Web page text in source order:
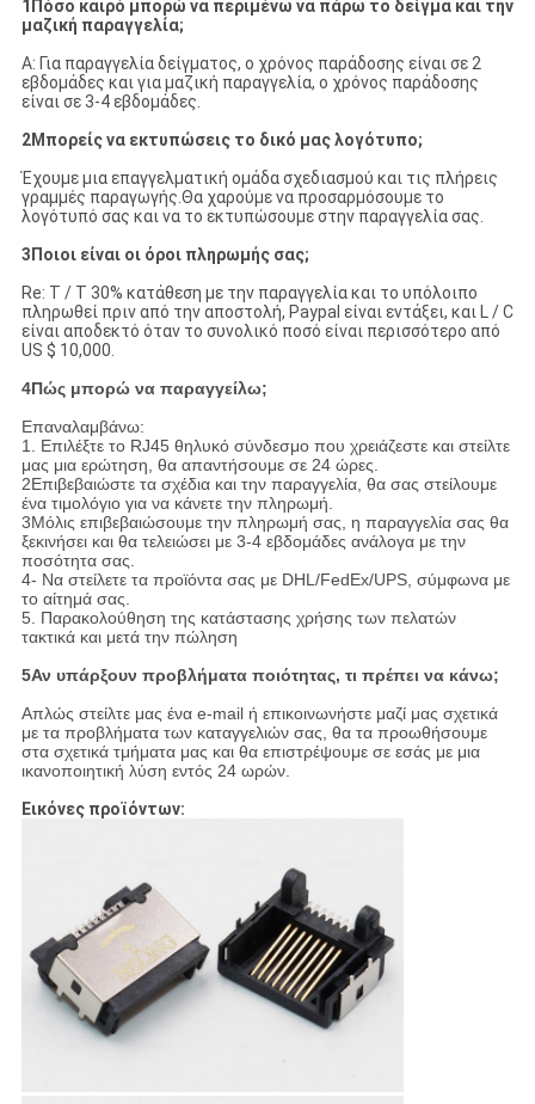
1Πόσο καιρό μπορώ να περιμένω να πάρω το δείγμα και την
μαζική παραγγελία;
Α: Για παραγγελία δείγματος, ο χρόνος παράδοσης είναι σε 2
εβδομάδες και για μαζική παραγγελία, ο χρόνος παράδοσης
είναι σε 3-4 εβδομάδες.
2Μπορείς να εκτυπώσεις το δικό μας λογότυπο;
Έχουμε μια επαγγελματική ομάδα σχεδιασμού και τις πλήρεις
γραμμές παραγωγής.Θα χαρούμε να προσαρμόσουμε το
λογότυπό σας και να το εκτυπώσουμε στην παραγγελία σας.
3Ποιοι είναι οι όροι πληρωμής σας;
Re: T / T 30% κατάθεση με την παραγγελία και το υπόλοιπο
πληρωθεί πριν από την αποστολή, Paypal είναι εντάξει, και L / C
είναι αποδεκτό όταν το συνολικό ποσό είναι περισσότερο από
US $ 10,000.
4Πώς μπορώ να παραγγείλω;
Επαναλαμβάνω:
1. Επιλέξτε το RJ45 θηλυκό σύνδεσμο που χρειάζεστε και στείλτε
μας μια ερώτηση, θα απαντήσουμε σε 24 ώρες.
2Επιβεβαιώστε τα σχέδια και την παραγγελία, θα σας στείλουμε
ένα τιμολόγιο για να κάνετε την πληρωμή.
3Μόλις επιβεβαιώσουμε την πληρωμή σας, η παραγγελία σας θα
ξεκινήσει και θα τελειώσει με 3-4 εβδομάδες ανάλογα με την
ποσότητα σας.
4- Να στείλετε τα προϊόντα σας με DHL/FedEx/UPS, σύμφωνα με
το αίτημά σας.
5. Παρακολούθηση της κατάστασης χρήσης των πελατών
τακτικά και μετά την πώληση
5Αν υπάρξουν προβλήματα ποιότητας, τι πρέπει να κάνω;
Απλώς στείλτε μας ένα e-mail ή επικοινωνήστε μαζί μας σχετικά
με τα προβλήματα των καταγγελιών σας, θα τα προωθήσουμε
στα σχετικά τμήματα μας και θα επιστρέψουμε σε εσάς με μια
ικανοποιητική λύση εντός 24 ωρών.
Εικόνες προϊόντων: